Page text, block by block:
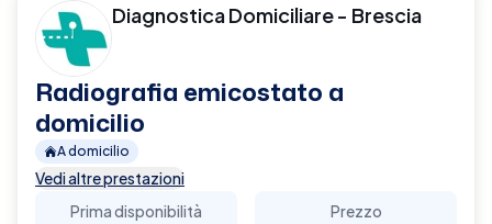
Diagnostica Domiciliare - Brescia
Radiografia emicostato a
domicilio
A domicilio
Vedi altre prestazioni
Prima disponibilità
Prezzo